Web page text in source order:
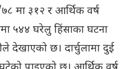
मा ३१२ र आर्थिक वर्ष
५४४ घरेलु हिंसाका घटना
देखाएको छ। दार्चुलामा दुई